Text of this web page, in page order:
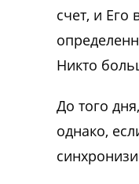
счет, и
Никто
До того
однако,